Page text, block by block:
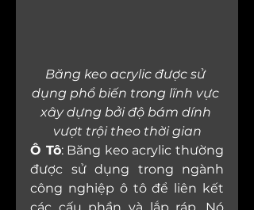
Băng keo acrylic được sử
dụng phổ biến trong lĩnh vực
xây dựng bởi độ bám dính
vượt trội theo thời gian
Ô Tô: Băng keo acrylic thường
được sử dụng trong ngành
công nghiệp ô tô để liên kết